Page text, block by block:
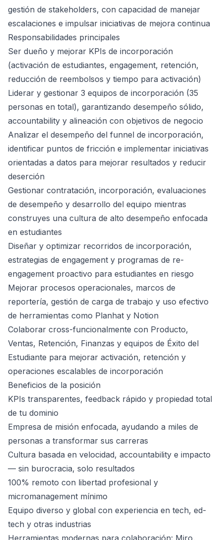
gestión de stakeholders, con capacidad de manejar
escalaciones e impulsar iniciativas de mejora continua
Responsabilidades principales
Ser dueño y mejorar KPIs de incorporación
(activación de estudiantes, engagement, retención,
reducción de reembolsos y tiempo para activación)
Liderar y gestionar 3 equipos de incorporación (35
personas en total), garantizando desempeño sólido,
accountability y alineación con objetivos de negocio
Analizar el desempeño del funnel de incorporación,
identificar puntos de fricción e implementar iniciativas
orientadas a datos para mejorar resultados y reducir
deserción
Gestionar contratación, incorporación, evaluaciones
de desempeño y desarrollo del equipo mientras
construyes una cultura de alto desempeño enfocada
en estudiantes
Diseñar y optimizar recorridos de incorporación,
estrategias de engagement y programas de re-
engagement proactivo para estudiantes en riesgo
Mejorar procesos operacionales, marcos de
reportería, gestión de carga de trabajo y uso efectivo
de herramientas como Planhat y Notion
Colaborar cross-funcionalmente con Producto,
Ventas, Retención, Finanzas y equipos de Éxito del
Estudiante para mejorar activación, retención y
operaciones escalables de incorporación
Beneficios de la posición
KPIs transparentes, feedback rápido y propiedad total
de tu dominio
Empresa de misión enfocada, ayudando a miles de
personas a transformar sus carreras
Cultura basada en velocidad, accountability e impacto
— sin burocracia, solo resultados
100% remoto con libertad profesional y
micromanagement mínimo
Equipo diverso y global con experiencia en tech, ed-
tech y otras industrias
Herramientas modernas para colaboración: Miro,